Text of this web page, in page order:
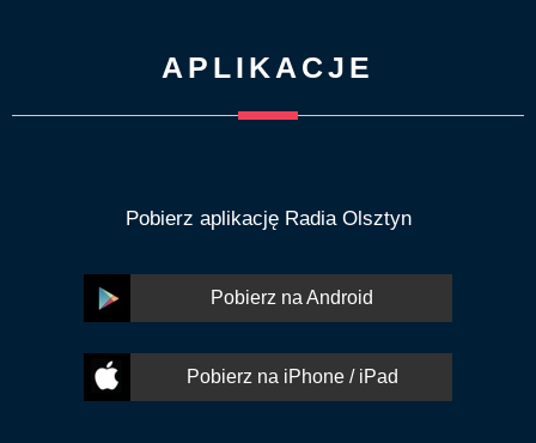
APLIKACJE
Pobierz aplikację Radia Olsztyn
Pobierz na Android
Pobierz na iPhone / iPad